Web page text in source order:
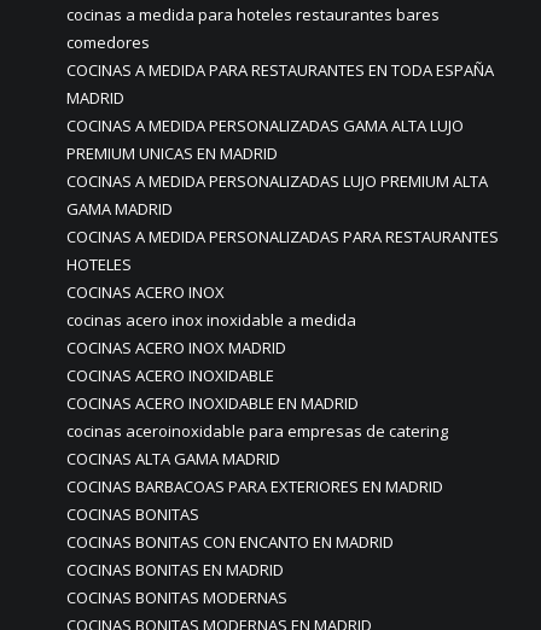
cocinas a medida para hoteles restaurantes bares
comedores
COCINAS A MEDIDA PARA RESTAURANTES EN TODA ESPAÑA
MADRID
COCINAS A MEDIDA PERSONALIZADAS GAMA ALTA LUJO
PREMIUM UNICAS EN MADRID
COCINAS A MEDIDA PERSONALIZADAS LUJO PREMIUM ALTA
GAMA MADRID
COCINAS A MEDIDA PERSONALIZADAS PARA RESTAURANTES
HOTELES
COCINAS ACERO INOX
cocinas acero inox inoxidable a medida
COCINAS ACERO INOX MADRID
COCINAS ACERO INOXIDABLE
COCINAS ACERO INOXIDABLE EN MADRID
cocinas aceroinoxidable para empresas de catering
COCINAS ALTA GAMA MADRID
COCINAS BARBACOAS PARA EXTERIORES EN MADRID
COCINAS BONITAS
COCINAS BONITAS CON ENCANTO EN MADRID
COCINAS BONITAS EN MADRID
COCINAS BONITAS MODERNAS
COCINAS BONITAS MODERNAS EN MADRID